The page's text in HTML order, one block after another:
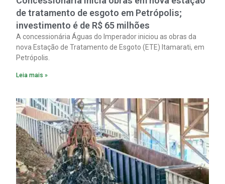
de tratamento de esgoto em Petrópolis;
investimento é de R$ 65 milhões
A concessionária Águas do Imperador iniciou as obras da
nova Estação de Tratamento de Esgoto (ETE) Itamarati, em
Petrópolis.
Leia mais »